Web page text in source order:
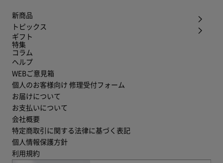
新商品
トピックス
ギフト
特集
コラム
ヘルプ
WEBご意見箱
個人のお客様向け 修理受付フォーム
お届けについて
お支払いについて
会社概要
特定商取引に関する法律に基づく表記
個人情報保護方針
利用規約